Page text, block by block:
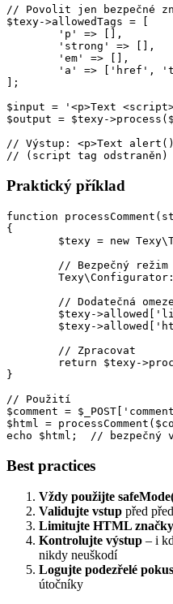
// Povolit jen bezpečné
$texy->allowedTags = [
];
$input = '<p>Text
$output = $texy-
// Výstup: <p>Text
Praktický příklad
function
{
}
// Použití
$comment =
$html =
Best practices
Vždy použijte
Validujte vstup před
Limitujte HTML značky
Kontrolujte výstup – i
nikdy neuškodí
Logujte podezřelé
útočníky